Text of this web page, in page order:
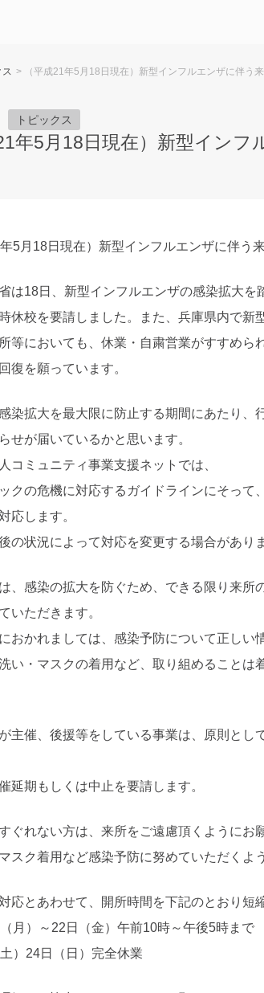
ス > （平成21年5月18日現在）新型インフルエンザに伴う
トピックス
年5月18日現在）新型イン
5月18日現在）新型インフルエンザに伴う
は18日、新型インフルエンザの感染拡大
休校を要請しました。また、兵庫県内で
等においても、休業・自粛営業がすすめ
復を願っています。
染拡大を最大限に防止する期間にあたり
せが届いているかと思います。
コミュニティ事業支援ネットでは、
クの危機に対応するガイドラインにそって、
応します。
の状況によって対応を変更する場合があり
、感染の拡大を防ぐため、できる限り来所
いただきます。
かれましては、感染予防について正しい
い・マスクの着用など、取り組めることは
主催、後援等をしている事業は、原則とし
期もしくは中止を要請します。
ぐれない方は、来所をご遠慮頂くようにお
スク着用など感染予防に努めていただくよ
応とあわせて、開所時間を下記のとおり短
）～22日（金）午前10時～午後5時まで
24日（日）完全休業